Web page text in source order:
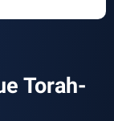
Torah-